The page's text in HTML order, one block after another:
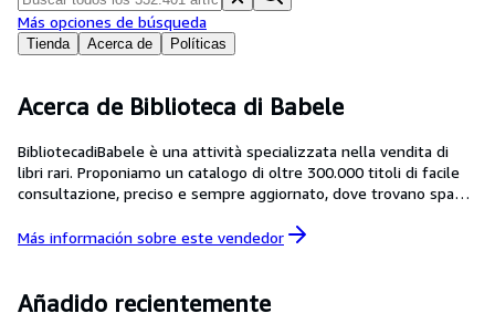
Vendedores
Ayuda
Tienda Acerca de Políticas
Más opciones de búsqueda
Acerca de Biblioteca di Babele
BibliotecadiBabele è una attività specializzata nella vendita di
libri rari. Proponiamo un catalogo di oltre 300.000 titoli di facile
consultazione, preciso e sempre aggiornato, dove trovano spazio
attualità, volumi di architettura.
Más información sobre este vendedor
Añadido recientemente